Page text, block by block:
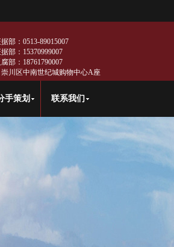
部：0513-89015007
部：15370999007
部：18761790007
川区中南世纪城购物中心A座
手策划 联系我们